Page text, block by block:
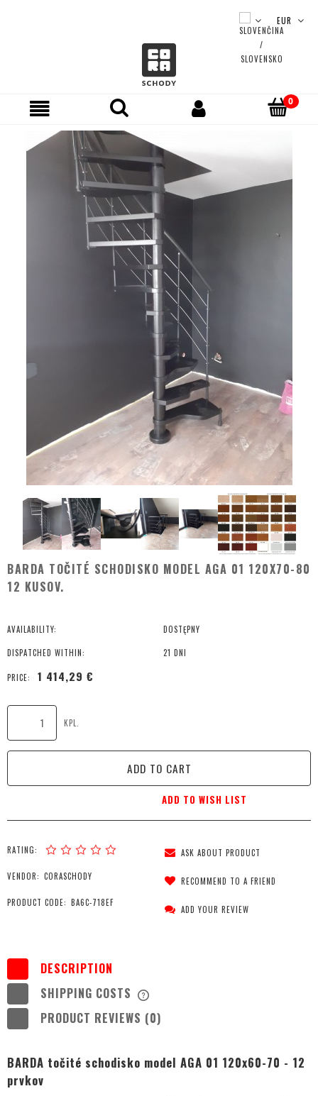
BARDA TOČITÉ SCHODISKO MODEL AGA 01 120X70-80
12 KUSOV.
AVAILABILITY: DOSTĘPNY
DISPATCHED WITHIN: 21 DNI
PRICE: 1 414,29 €
KPL.
ADD TO CART
ADD TO WISH LIST
RATING:
VENDOR: CORASCHODY
PRODUCT CODE: BA6C-718EF
ASK ABOUT PRODUCT
RECOMMEND TO A FRIEND
ADD YOUR REVIEW
DESCRIPTION
SHIPPING COSTS
POSSIBLE PAYMENT COSTS
PRODUCT REVIEWS (0)
BARDA točité schodisko model AGA 01 120x60-70 - 12
prvkov